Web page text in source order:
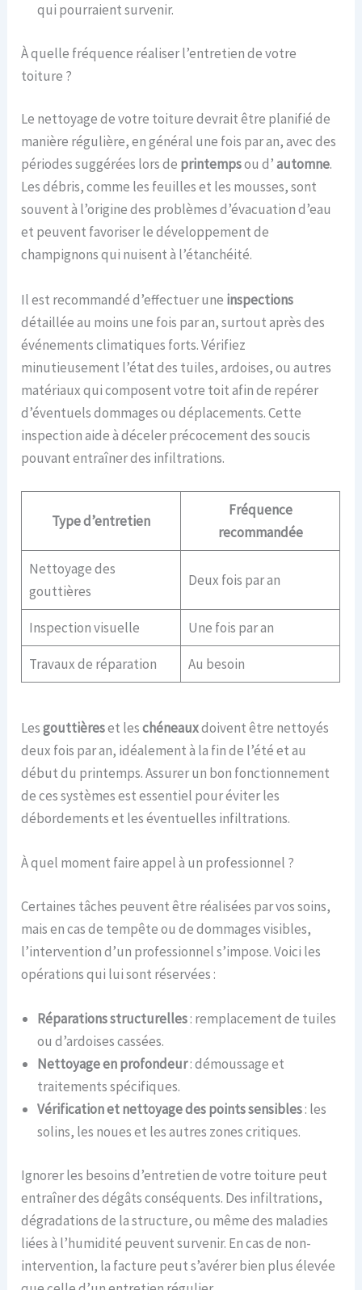
qui pourraient survenir.
À quelle fréquence réaliser l’entretien de votre
toiture ?
Le nettoyage de votre toiture devrait être planifié de
manière régulière, en général une fois par an, avec des
périodes suggérées lors de printempsou d’automne.
Les débris, comme les feuilles et les mousses, sont
souvent à l’origine des problèmes d’évacuation d’eau
et peuvent favoriser le développement de
champignons qui nuisent à l’étanchéité.
Il est recommandé d’effectuer une inspections
détaillée au moins une fois par an, surtout après des
événements climatiques forts. Vérifiez
minutieusement l’état des tuiles, ardoises, ou autres
matériaux qui composent votre toit afin de repérer
d’éventuels dommages ou déplacements. Cette
inspection aide à déceler précocement des soucis
pouvant entraîner des infiltrations.
Type d’entretien
Fréquence
recommandée
Nettoyage des
gouttières
Deux fois par an
Inspection visuelle Une fois par an
Travaux de réparation Au besoin
Lesgouttièreset leschéneauxdoivent être nettoyés
deux fois par an, idéalement à la fin de l’été et au
début du printemps. Assurer un bon fonctionnement
de ces systèmes est essentiel pour éviter les
débordements et les éventuelles infiltrations.
À quel moment faire appel à un professionnel ?
Certaines tâches peuvent être réalisées par vos soins,
mais en cas de tempête ou de dommages visibles,
l’intervention d’un professionnel s’impose. Voici les
opérations qui lui sont réservées :
Réparations structurelles: remplacement de tuiles
ou d’ardoises cassées.
Nettoyage en profondeur: démoussage et
traitements spécifiques.
Vérification et nettoyage des points sensibles: les
solins, les noues et les autres zones critiques.
Ignorer les besoins d’entretien de votre toiture peut
entraîner des dégâts conséquents. Des infiltrations,
dégradations de la structure, ou même des maladies
liées à l’humidité peuvent survenir. En cas de non-
intervention, la facture peut s’avérer bien plus élevée